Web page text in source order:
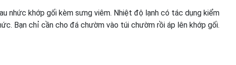
nhức khớp gối kèm sưng viêm. Nhiệt độ lạnh có tác dụng kiểm
Bạn chỉ cần cho đá chườm vào túi chườm rồi áp lên khớp gối.